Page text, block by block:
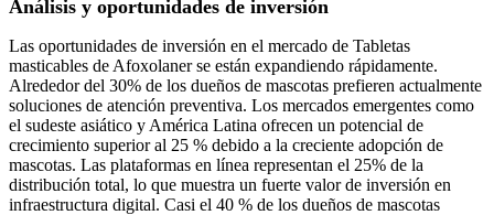
Análisis y oportunidades de inversión
Las oportunidades de inversión en el mercado de Tabletas
masticables de Afoxolaner se están expandiendo rápidamente.
Alrededor del 30% de los dueños de mascotas prefieren actualmente
soluciones de atención preventiva. Los mercados emergentes como
el sudeste asiático y América Latina ofrecen un potencial de
crecimiento superior al 25 % debido a la creciente adopción de
mascotas. Las plataformas en línea representan el 25% de la
distribución total, lo que muestra un fuerte valor de inversión en
infraestructura digital. Casi el 40 % de los dueños de mascotas